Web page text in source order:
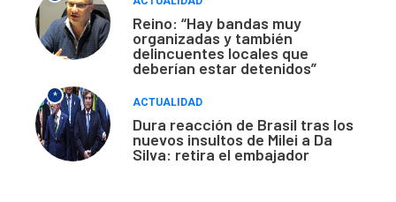
Reino: “Hay bandas muy
organizadas y también
delincuentes locales que
deberían estar detenidos”
*
ACTUALIDAD
Dura reacción de Brasil tras los
nuevos insultos de Milei a Da
Silva: retira el embajador